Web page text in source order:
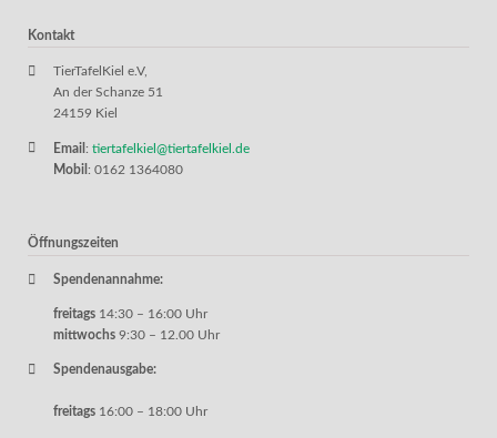
Kontakt
TierTafelKiel e.V,
An der Schanze 51
24159 Kiel
Email : tiertafelkiel@tiertafelkiel.de
Mobil : 0162 1364080
Öffnungszeiten
Spendenannahme:
freitags 14:30 – 16:00 Uhr
mittwochs 9:30 – 12.00 Uhr
Spendenausgabe:
freitags 16:00 – 18:00 Uhr